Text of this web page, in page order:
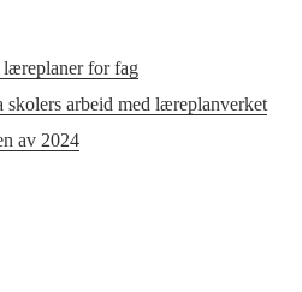
læreplaner for fag
skolers arbeid med læreplanverket
av 2024